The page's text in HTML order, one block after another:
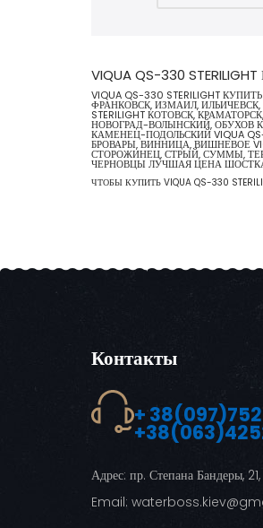
VIQUA QS-330
VIQUA QS-330 STERILIGHT
ФРАНКОВСК, ИЗМАИЛ, ИЛЬИЧЕВСК,
STERILIGHT КОТОВСК,
НОВОГРАД-ВОЛЫНСКИЙ, ОБУХОВ
КАМЕНЕЦ-ПОДОЛЬСКИЙ VIQUA
БРОВАРЫ, ВИННИЦА, ВИШНЕВОЕ
СТОРОЖИНЕЦ, СТРЫЙ, СУММЫ,
ЧЕРНОВЦЫ ЛУЧШАЯ ЦЕНА
ЧТОБЫ КУПИТЬ VIQUA QS-330
Контакты
+
Адрес: пр. Степана Бандеры,
Email: